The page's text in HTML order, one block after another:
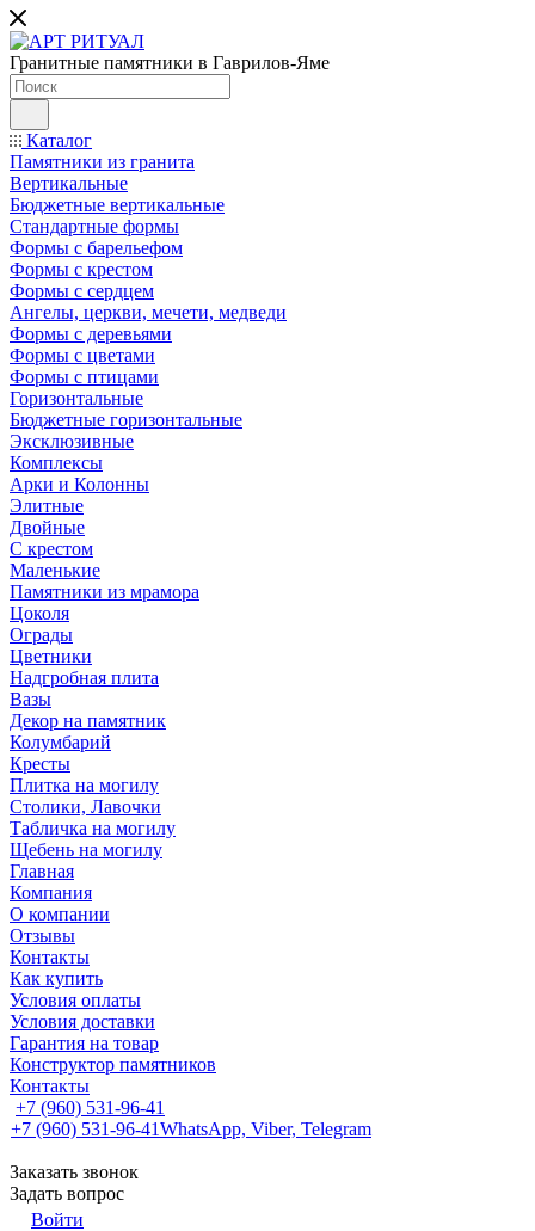
Гранитные памятники в Гаврилов-Яме
Каталог
Памятники из гранита
Вертикальные
Бюджетные вертикальные
Стандартные формы
Формы с барельефом
Формы с крестом
Формы с сердцем
Ангелы, церкви, мечети, медведи
Формы с деревьями
Формы с цветами
Формы с птицами
Горизонтальные
Бюджетные горизонтальные
Эксклюзивные
Комплексы
Арки и Колонны
Элитные
Двойные
С крестом
Маленькие
Памятники из мрамора
Цоколя
Ограды
Цветники
Надгробная плита
Вазы
Декор на памятник
Колумбарий
Кресты
Плитка на могилу
Столики, Лавочки
Табличка на могилу
Щебень на могилу
Главная
Компания
О компании
Отзывы
Контакты
Как купить
Условия оплаты
Условия доставки
Гарантия на товар
Конструктор памятников
Контакты
+7 (960) 531-96-41
+7 (960) 531-96-41WhatsApp, Viber, Telegram
Заказать звонок
Задать вопрос
Войти